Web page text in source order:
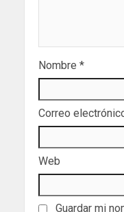
Nombre *
Correo
Web
Guardar mi